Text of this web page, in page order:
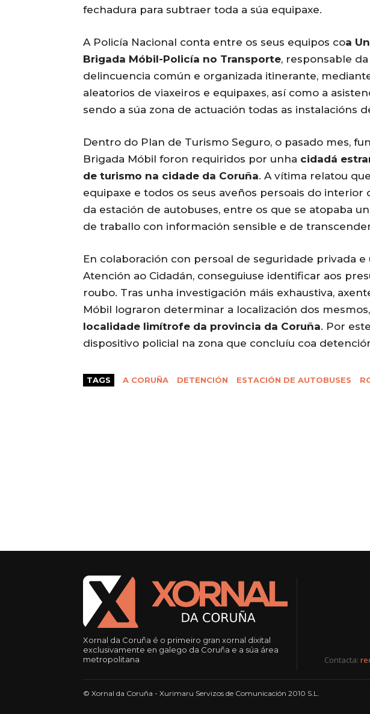
fechadura para subtraer toda a súa equipaxe.
A Policía Nacional conta entre os seus equipos coa
Brigada Móbil-Policía no Transporte, responsable
delincuencia común e organizada itinerante,
aleatorios de viaxeiros e equipaxes, así como a
sendo a súa zona de actuación todas as instalacións
Dentro do Plan de Turismo Seguro, o pasado mes,
Brigada Móbil foron requiridos por unha cidadá
de turismo na cidade da Coruña. A vítima relatou
equipaxe e todos os seus aveños persoais do interior
da estación de autobuses, entre os que se atopaba
de traballo con información sensible e de
En colaboración con persoal de seguridade privada
Atención ao Cidadán, conseguiuse identificar aos
roubo. Tras unha investigación máis exhaustiva,
Móbil lograron determinar a localización dos
localidade limítrofe da provincia da Coruña. Por
dispositivo policial na zona que concluíu coa
TAGS A CORUÑA DETENCIÓN ESTACIÓN DE AUTOBUSES
Xornal da Coruña é o primeiro gran xornal dixital
exclusivamente en galego da Coruña e a súa área
metropolitana
Contacta:
© Xornal da Coruña - Xurimaru Servizos de Comunicación 2010 S.L.